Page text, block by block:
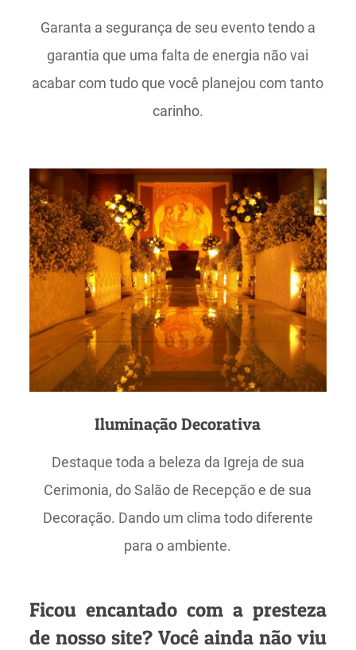
Garanta a segurança de seu evento tendo a
garantia que uma falta de energia não vai
acabar com tudo que você planejou com tanto
carinho.
Iluminação Decorativa
Destaque toda a beleza da Igreja de sua
Cerimonia, do Salão de Recepção e de sua
Decoração. Dando um clima todo diferente
para o ambiente.
Ficou encantado com a presteza
de nosso site? Você ainda não viu